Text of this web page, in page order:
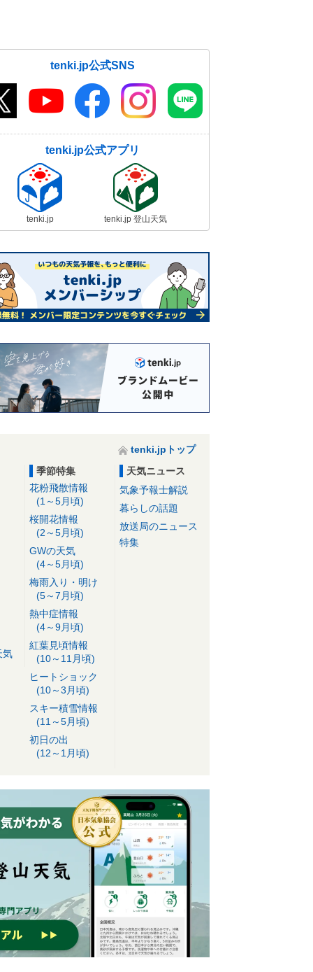
tenki.jp公式SNS
tenki.jp公式アプリ
tenki.jp tenki.jp 登山天気
tenki.jpトップ
気
季節特集
花粉飛散情報
(1～5月頃)
桜開花情報
(2～5月頃)
GWの天気
(4～5月頃)
梅雨入り・明け
(5～7月頃)
熱中症情報
(4～9月頃)
紅葉見頃情報
(10～11月頃)
ヒートショック
(10～3月頃)
スキー積雪情報
(11～5月頃)
初日の出
(12～1月頃)
天気ニュース
気象予報士解説
暮らしの話題
放送局のニュース
特集